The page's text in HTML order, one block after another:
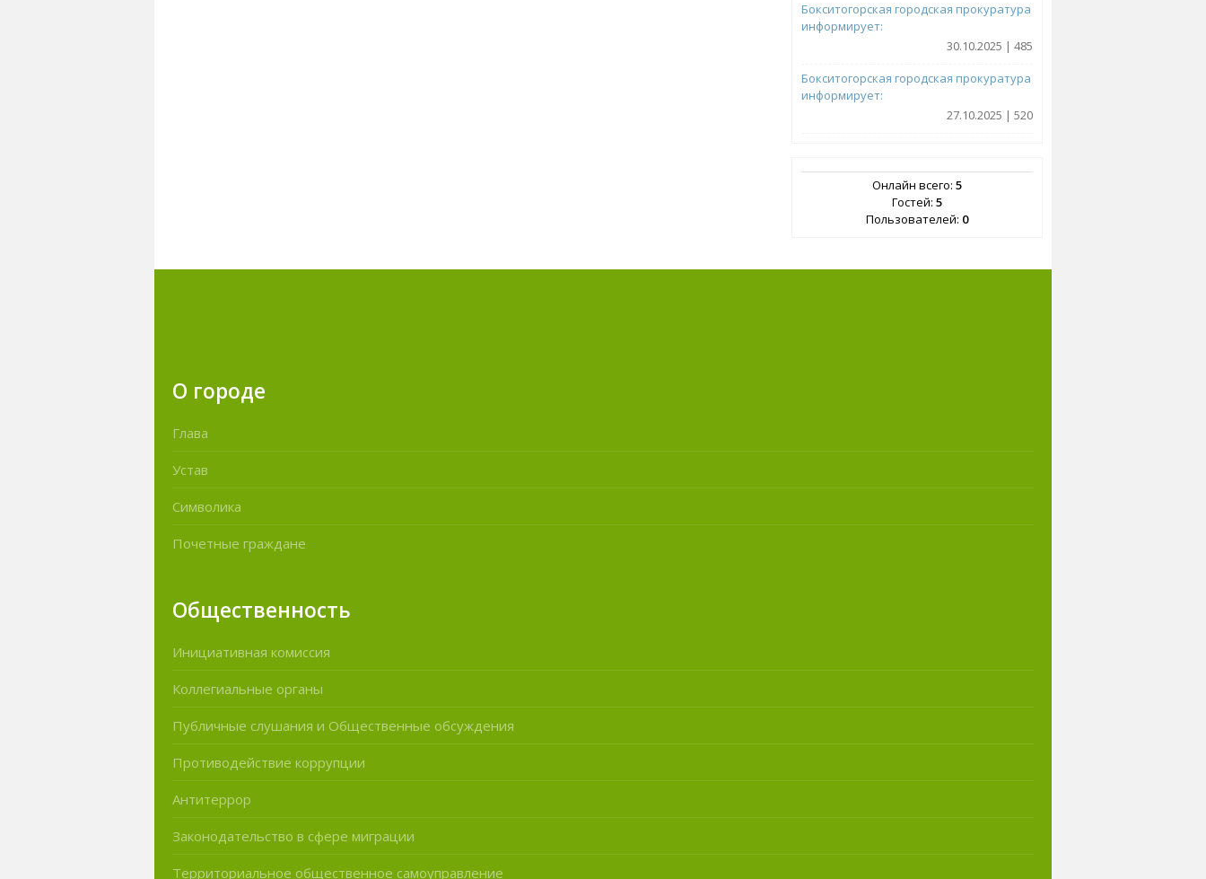
Бокситогорская городская прокуратура
информирует:
30.10.2025 | 485
Бокситогорская городская прокуратура
информирует:
27.10.2025 | 520
Онлайн всего: 5
Гостей: 5
Пользователей: 0
О городе
Глава
Устав
Символика
Почетные граждане
Общественность
Инициативная комиссия
Коллегиальные органы
Публичные слушания и Общественные обсуждения
Противодействие коррупции
Антитеррор
Законодательство в сфере миграции
Территориальное общественное самоуправление